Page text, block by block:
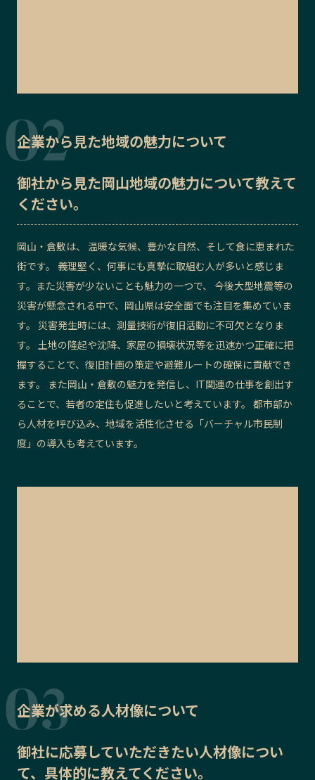
企業から見た地域の魅力について
御社から見た岡山地域の魅力について教えて
ください。
岡山・倉敷は、 温暖な気候、豊かな自然、そして食に恵まれた
街です。 義理堅く、何事にも真摯に取組む人が多いと感じま
す。また災害が少ないことも魅力の一つで、 今後大型地震等の
災害が懸念される中で、岡山県は安全面でも注目を集めていま
す。 災害発生時には、測量技術が復旧活動に不可欠となりま
す。 土地の隆起や沈降、家屋の損壊状況等を迅速かつ正確に把
握することで、復旧計画の策定や避難ルートの確保に貢献でき
ます。 また岡山・倉敷の魅力を発信し、IT関連の仕事を創出す
ることで、若者の定住も促進したいと考えています。 都市部か
ら人材を呼び込み、地域を活性化させる「バーチャル市民制
度」の導入も考えています。
企業が求める人材像について
御社に応募していただきたい人材像につい
て、具体的に教えてください。